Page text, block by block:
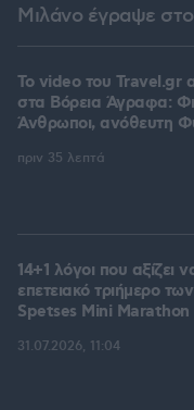
Μιλάνο έγραψε
To video του Travel.gr
στα Βόρεια Άγραφα:
Άνθρωποι, ανόθευτη
πριν 35 λεπτά
14+1 λόγοι που αξίζει
επετειακό τριήμερο
Spetses Mini Marathon
31.07.2026, 11:04